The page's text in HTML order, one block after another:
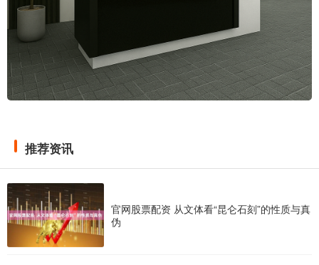
推荐资讯
官网股票配资 从文体看“昆仑石刻”的性质与真
伪